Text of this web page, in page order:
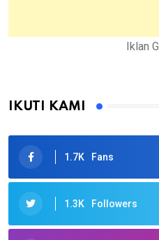
Iklan
IKUTI KAMI
1.7K Fans
1.3K Followers